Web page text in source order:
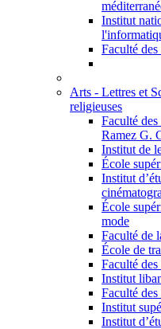
Institut
Faculté des
Arts - Lettres et
religieuses
Faculté des
Ramez G.
Institut de
École
Institut
École
mode
Faculté de
École de
Faculté des
Institut
Faculté des
Institut
Institut